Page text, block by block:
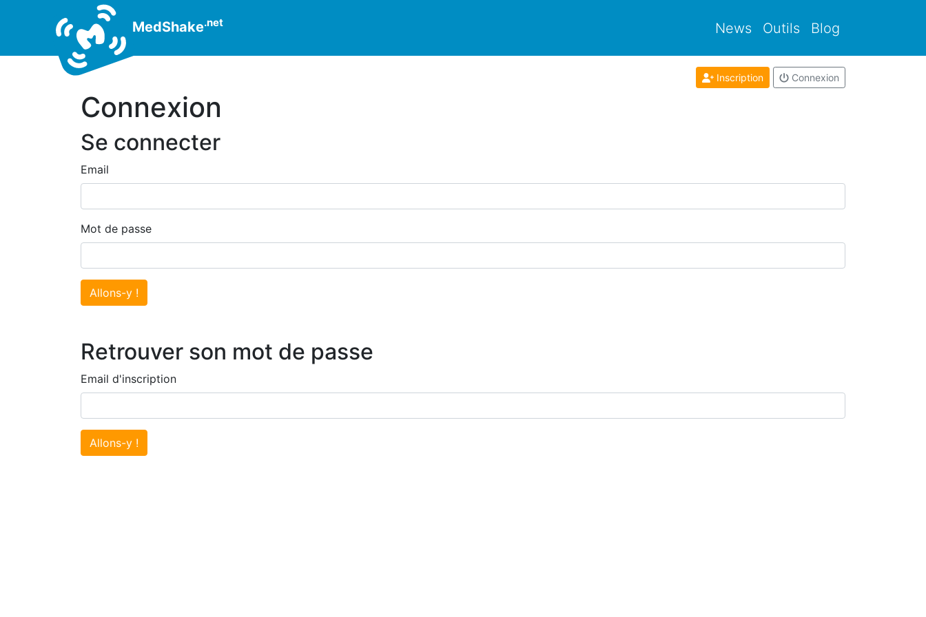
MedShake.net News Outils Blog
Inscription Connexion
Connexion
Se connecter
Email
Mot de passe
Allons-y !
Retrouver son mot de passe
Email d'inscription
Allons-y !